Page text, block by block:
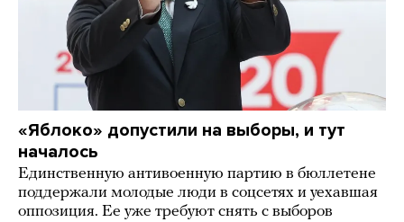
«Яблоко» допустили на выборы, и тут
началось
Единственную антивоенную партию в бюллетене
поддержали молодые люди в соцсетях и уехавшая
оппозиция. Ее уже требуют снять с выборов